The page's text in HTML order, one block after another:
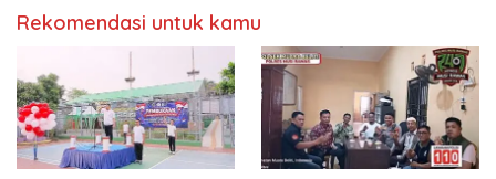
Rekomendasi untuk kamu